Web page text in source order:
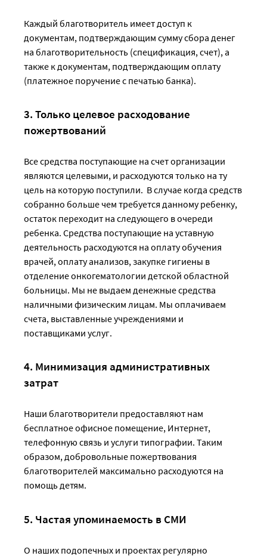
Каждый благотворитель имеет доступ к
документам, подтверждающим сумму сбора денег
на благотворительность (спецификация, счет), а
также к документам, подтверждающим оплату
(платежное поручение с печатью банка).
3. Только целевое расходование
пожертвований
Все средства поступающие на счет организации
являются целевыми, и расходуются только на ту
цель на которую поступили. В случае когда средств
собранно больше чем требуется данному ребенку,
остаток переходит на следующего в очереди
ребенка. Средства поступающие на уставную
деятельность расходуются на оплату обучения
врачей, оплату анализов, закупке гигиены в
отделение онкогематологии детской областной
больницы. Мы не выдаем денежные средства
наличными физическим лицам. Мы оплачиваем
счета, выставленные учреждениями и
поставщиками услуг.
4. Минимизация административных
затрат
Наши благотворители предоставляют нам
бесплатное офисное помещение, Интернет,
телефонную связь и услуги типографии. Таким
образом, добровольные пожертвования
благотворителей максимально расходуются на
помощь детям.
5. Частая упоминаемость в СМИ
О наших подопечных и проектах регулярно